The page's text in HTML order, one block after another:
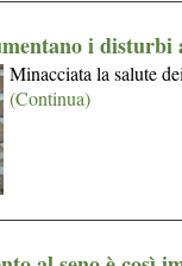
i disturbi
Minacciata la salute
(Continua)